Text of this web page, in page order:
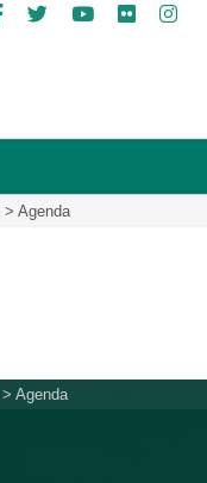
Facebook
Twitter YouTube
Flickr
> Agenda
>Agenda